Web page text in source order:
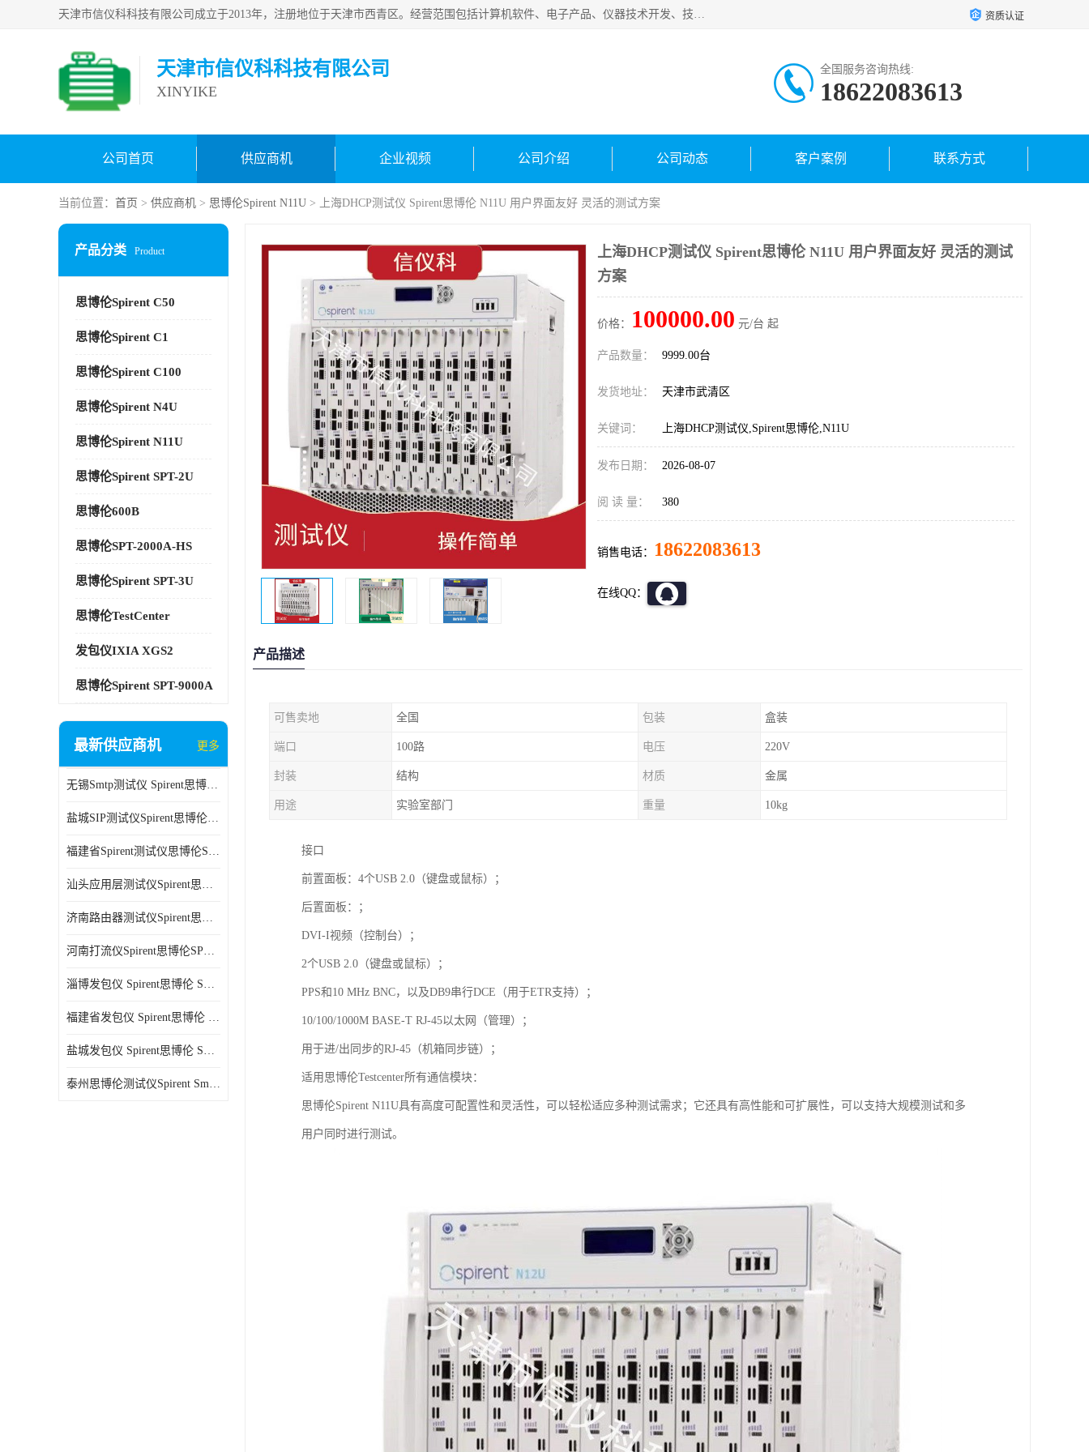
天津市信仪科科技有限公司成立于2013年，注册地位于天津市西青区。经营范围包括计算机软件、电子产品、仪器技术开发、技术转让、技术咨询、技术服务、网络工程、电子监控工程安装等；主要产品有：网络流量测试仪、Ixia XM2、XM12、XGS2、XGS12、400T、1600T、X16网络协议分析仪，Agilent N2X 等等各种型号，欢迎来电咨询。 资质认证
天津市信仪科科技有限公司
XINYIKE
全国服务咨询热线:
18622083613
公司首页 供应商机 企业视频 公司介绍 公司动态 客户案例 联系方式
当前位置： 首页 > 供应商机 > 思博伦Spirent N11U > 上海DHCP测试仪 Spirent思博伦 N11U 用户界面友好 灵活的测试方案
产品分类 Product
思博伦Spirent C50
思博伦Spirent C1
思博伦Spirent C100
思博伦Spirent N4U
思博伦Spirent N11U
思博伦Spirent SPT-2U
思博伦600B
思博伦SPT-2000A-HS
思博伦Spirent SPT-3U
思博伦TestCenter
发包仪IXIA XGS2
思博伦Spirent SPT-9000A
最新供应商机 更多
无锡Smtp测试仪 Spirent思博伦 C100 方便用户进行测试
盐城SIP测试仪Spirent思博伦SPT-2U 可扩展性较强 高速数据传输
福建省Spirent测试仪思博伦SPT-2U 能够快速上手 方便用户进行测试
汕头应用层测试仪Spirent思博伦SPT-2U 提高测试效率 适用于多种行业
济南路由器测试仪Spirent思博伦SPT-2U 用户界面友好 多种测试功能
河南打流仪Spirent思博伦SPT-2U 操作简单 灵活的测试方案
淄博发包仪 Spirent思博伦 SmartBits 600B 高速数据传输
福建省发包仪 Spirent思博伦 SmartBits 600B 可以支持多种通信技术
盐城发包仪 Spirent思博伦 SmartBits 600B 可配置多个单端测试模块
泰州思博伦测试仪Spirent SmartBits 600B 灵活的测试方案
上海DHCP测试仪 Spirent思博伦 N11U 用户界面友好 灵活的测试
方案
价格： 100000.00 元/台 起
产品数量： 9999.00台
发货地址： 天津市武清区
关键词： 上海DHCP测试仪,Spirent思博伦,N11U
发布日期： 2026-08-07
阅 读 量： 380
销售电话： 18622083613
在线QQ：
产品描述
可售卖地 全国 包装 盒装
端口 100路 电压 220V
封装 结构 材质 金属
用途 实验室部门 重量 10kg
接口
前置面板：4个USB 2.0（键盘或鼠标）；
后置面板：；
DVI-I视频（控制台）；
2个USB 2.0（键盘或鼠标）；
PPS和10 MHz BNC，以及DB9串行DCE（用于ETR支持）；
10/100/1000M BASE-T RJ-45以太网（管理）；
用于进/出同步的RJ-45（机箱同步链）；
适用思博伦Testcenter所有通信模块：
思博伦Spirent N11U具有高度可配置性和灵活性，可以轻松适应多种测试需求；它还具有高性能和可扩展性，可以支持大规模测试和多
用户同时进行测试。